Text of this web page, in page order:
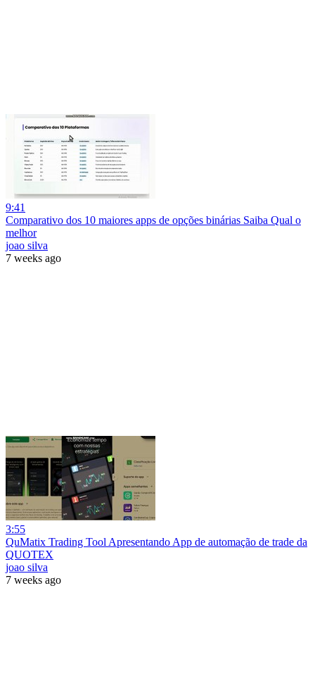
9:41
Comparativo dos 10 maiores apps de opções binárias Saiba Qual o
melhor
joao silva
7 weeks ago
3:55
QuMatix Trading Tool Apresentando App de automação de trade da
QUOTEX
joao silva
7 weeks ago